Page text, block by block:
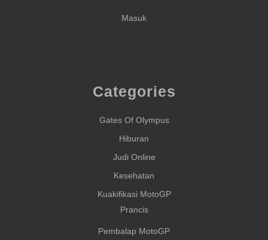
Masuk
Categories
Gates Of Olympus
Hiburan
Judi Online
Kesehatan
Kuakifikasi MotoGP
Prancis
Pembalap MotoGP